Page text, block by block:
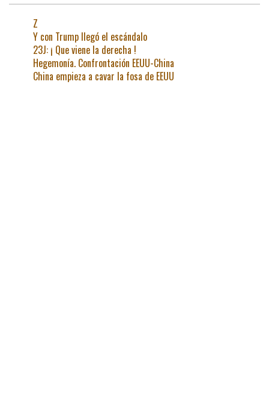
Z
Y con Trump llegó el escándalo
23J: ¡ Que viene la derecha !
Hegemonía. Confrontación EEUU-China
China empieza a cavar la fosa de EEUU